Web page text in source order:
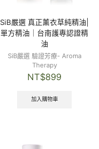
SiB嚴選 真正薰衣草純精油|
單方精油｜台南護專認證精
油
SiB嚴選 驗證芳療- Aroma
Therapy
NT$899
加入購物車